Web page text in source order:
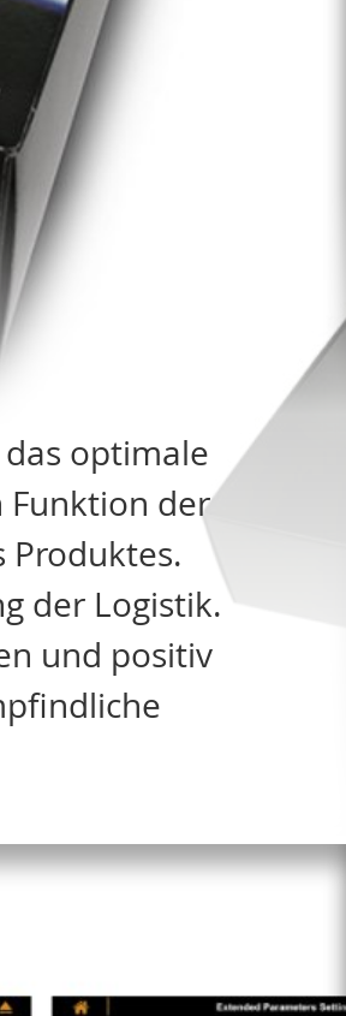
optimale
Funktion der
Produktes.
der Logistik.
und positiv